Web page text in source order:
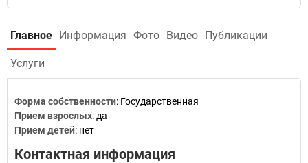
Главное Информация Фото Видео Публикации
Услуги
Форма собственности: Государственная
Прием взрослых: да
Прием детей: нет
Контактная информация